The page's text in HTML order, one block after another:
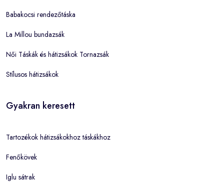
Babakocsi rendezőtáska
La Millou bundazsák
Női Táskák és hátizsákok Tornazsák
Stílusos hátizsákok
Gyakran keresett
Tartozékok hátizsákokhoz táskákhoz
Fenőkövek
Iglu sátrak